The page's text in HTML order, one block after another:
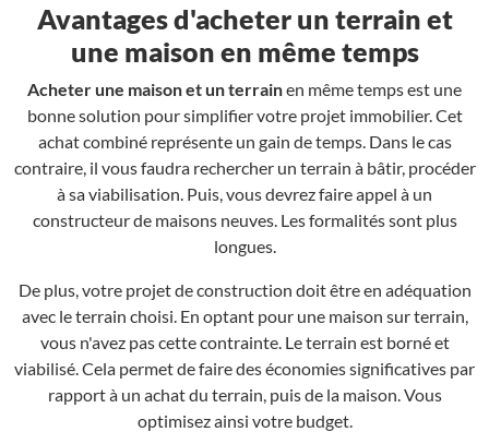
Avantages d'acheter un terrain et
une maison en même temps
Acheter une maison et un terrainen même temps est une
bonne solution pour simplifier votre projet immobilier. Cet
achat combiné représente un gain de temps. Dans le cas
contraire, il vous faudra rechercher un terrain à bâtir, procéder
à sa viabilisation. Puis, vous devrez faire appel à un
constructeur de maisons neuves. Les formalités sont plus
longues.
De plus, votre projet de construction doit être en adéquation
avec le terrain choisi. En optant pour une maison sur terrain,
vous n'avez pas cette contrainte. Le terrain est borné et
viabilisé. Cela permet de faire des économies significatives par
rapport à un achat du terrain, puis de la maison. Vous
optimisez ainsi votre budget.